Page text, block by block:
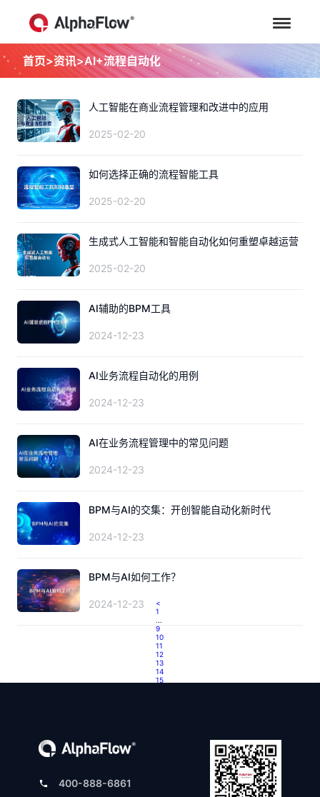
首页>资讯>AI+流程自动化
人工智能在商业流程管理和改进中的应用
2025-02-20
如何选择正确的流程智能工具
2025-02-20
生成式人工智能和智能自动化如何重塑卓越运营
2025-02-20
AI辅助的BPM工具
2024-12-23
AI业务流程自动化的用例
2024-12-23
AI在业务流程管理中的常见问题
2024-12-23
BPM与AI的交集：开创智能自动化新时代
2024-12-23
BPM与AI如何工作？
2024-12-23
<
1
...
9
10
11
12
13
14
15
400-888-6861